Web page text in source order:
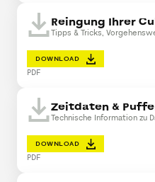
Reingung Ihrer
Tipps & Tricks,
DOWNLOAD
PDF
Zeitdaten &
Technische Information zu
DOWNLOAD
PDF